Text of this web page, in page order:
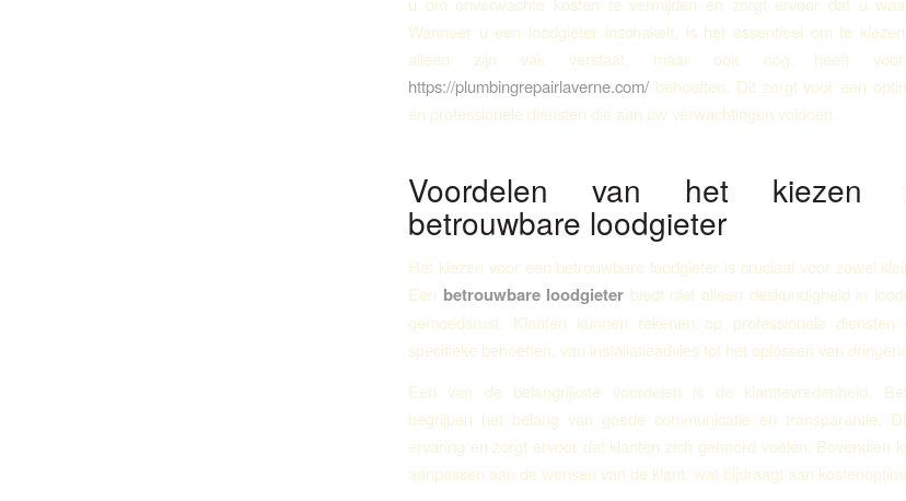
Wanneer u een loodgieter inschakelt, is het essentieel om te
alleen zijn vak verstaat, maar ook oog heeft
https://plumbingrepairlaverne.com/ behoeften. Dit zorgt voor een
en professionele diensten die aan uw verwachtingen voldoen.
Voordelen van het kiezen
betrouwbare loodgieter
Het kiezen voor een betrouwbare loodgieter is cruciaal voor zowel
Een betrouwbare loodgieter biedt niet alleen deskundigheid in
gemoedsrust. Klanten kunnen rekenen op professionele
specifieke behoeften, van installatieadvies tot het oplossen van
Een van de belangrijkste voordelen is de klanttevredenheid.
begrijpen het belang van goede communicatie en transparantie.
ervaring en zorgt ervoor dat klanten zich gehoord voelen. Bovendien
aanpassen aan de wensen van de klant, wat bijdraagt aan